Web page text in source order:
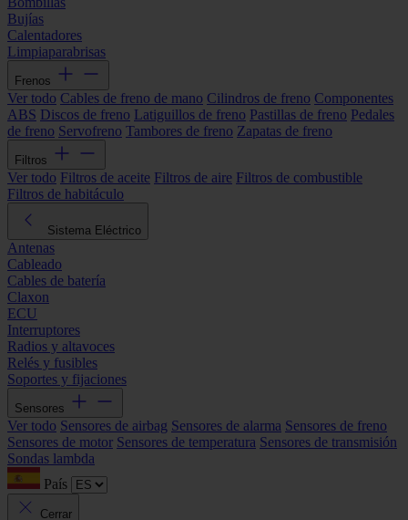
Bujías
Calentadores
Limpiaparabrisas
Frenos
Ver todo Cables de freno de mano Cilindros de freno Componentes
ABS Discos de freno Latiguillos de freno Pastillas de freno Pedales
de freno Servofreno Tambores de freno Zapatas de freno
Filtros
Ver todo Filtros de aceite Filtros de aire Filtros de combustible
Filtros de habitáculo
Sistema Eléctrico
Antenas
Cableado
Cables de batería
Claxon
ECU
Interruptores
Radios y altavoces
Relés y fusibles
Soportes y fijaciones
Sensores
Ver todo Sensores de airbag Sensores de alarma Sensores de freno
Sensores de motor Sensores de temperatura Sensores de transmisión
Sondas lambda
País
Cerrar